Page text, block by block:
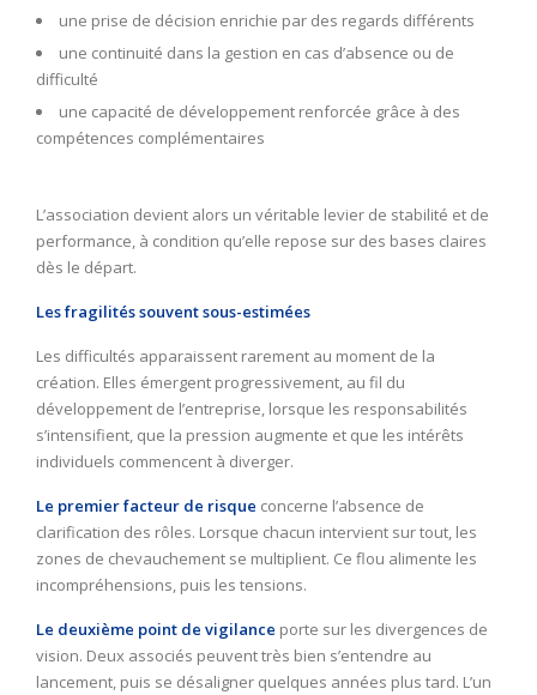
une prise de décision enrichie par des regards différents
une continuité dans la gestion en cas d’absence ou de
difficulté
une capacité de développement renforcée grâce à des
compétences complémentaires
L’association devient alors un véritable levier de stabilité et de
performance, à condition qu’elle repose sur des bases claires
dès le départ.
Les fragilités souvent sous-estimées
Les difficultés apparaissent rarement au moment de la
création. Elles émergent progressivement, au fil du
développement de l’entreprise, lorsque les responsabilités
s’intensifient, que la pression augmente et que les intérêts
individuels commencent à diverger.
Le premier facteur de risque concerne l’absence de
clarification des rôles. Lorsque chacun intervient sur tout, les
zones de chevauchement se multiplient. Ce flou alimente les
incompréhensions, puis les tensions.
Le deuxième point de vigilance porte sur les divergences de
vision. Deux associés peuvent très bien s’entendre au
lancement, puis se désaligner quelques années plus tard. L’un